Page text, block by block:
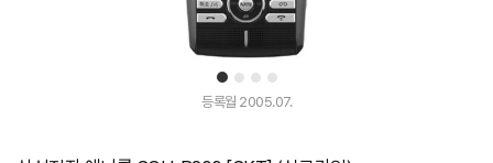
1 2 3 4
등록월 2005.07.